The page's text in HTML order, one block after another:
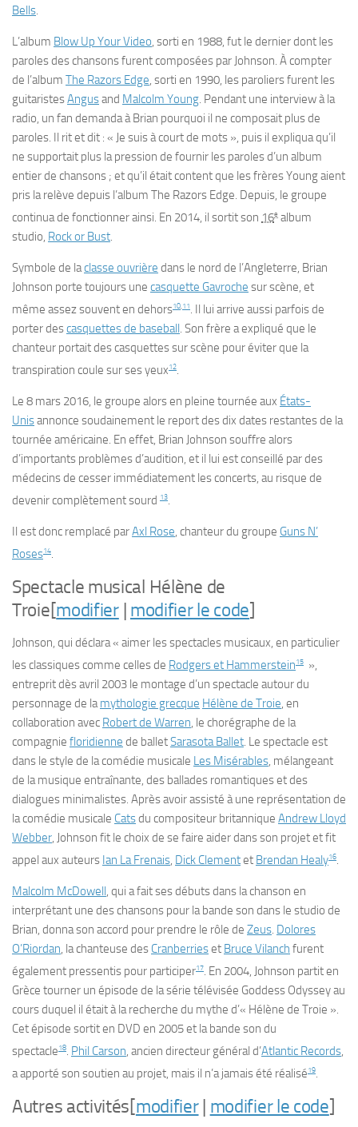
Bells.
L’album Blow Up Your Video, sorti en 1988, fut le dernier dont les
paroles des chansons furent composées par Johnson. À compter
de l’album The Razors Edge, sorti en 1990, les paroliers furent les
guitaristesAngusand Malcolm Young. Pendant une interview à la
radio, un fan demanda à Brian pourquoi il ne composait plus de
paroles. Il rit et dit : « Je suis à court de mots », puis il expliqua qu’il
ne supportait plus la pression de fournir les paroles d’un album
entier de chansons ; et qu’il était content que les frères Young aient
pris la relève depuis l’album The Razors Edge. Depuis, le groupe
continua de fonctionner ainsi. En 2014, il sortit son 16e album
studio, Rock or Bust.
Symbole de laclasse ouvrière dans le nord de l’Angleterre, Brian
Johnson porte toujours une casquette Gavroche sur scène, et
même assez souvent en dehors10 11. Il lui arrive aussi parfois de
porter descasquettes de baseball. Son frère a expliqué que le
chanteur portait des casquettes sur scène pour éviter que la
transpiration coule sur ses yeux12.
Le 8 mars 2016, le groupe alors en pleine tournée aux États-
Unisannonce soudainement le report des dix dates restantes de la
tournée américaine. En effet, Brian Johnson souffre alors
d’importants problèmes d’audition, et il lui est conseillé par des
médecins de cesser immédiatement les concerts, au risque de
devenir complètement sourd 13.
Il est donc remplacé parAxl Rose, chanteur du groupe Guns N’
Roses14.
Spectacle musical Hélène de
Troie[modifier| modifier le code]
Johnson, qui déclara « aimer les spectacles musicaux, en particulier
les classiques comme celles de Rodgers et Hammerstein15
»,
entreprit dès avril 2003 le montage d’un spectacle autour du
personnage de lamythologie grecque Hélène de Troie, en
collaboration avec Robert de Warren, le chorégraphe de la
compagnie floridienne de balletSarasota Ballet. Le spectacle est
dans le style de la comédie musicale Les Misérables, mélangeant
de la musique entraînante, des ballades romantiques et des
dialogues minimalistes. Après avoir assisté à une représentation de
la comédie musicale Catsdu compositeur britannique Andrew Lloyd
Webber, Johnson fit le choix de se faire aider dans son projet et fit
appel aux auteurs Ian La Frenais, Dick Clementet Brendan Healy16.
Malcolm McDowell, qui a fait ses débuts dans la chanson en
interprétant une des chansons pour la bande son dans le studio de
Brian, donna son accord pour prendre le rôle de Zeus. Dolores
O’Riordan, la chanteuse des Cranberrieset Bruce Vilanch furent
également pressentis pour participer17. En 2004, Johnson partit en
Grèce tourner un épisode de la série télévisée Goddess Odysseyau
cours duquel il était à la recherche du mythe d’« Hélène de Troie ».
Cet épisode sortit en DVD en 2005 et la bande son du
spectacle18. Phil Carson, ancien directeur général d’Atlantic Records,
a apporté son soutien au projet, mais il n’a jamais été réalisé19.
Autres activités[modifier| modifier le code]